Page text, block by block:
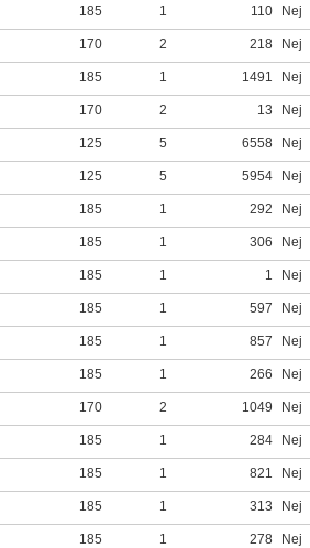
185 1 110
Nej
170 2 218
Nej
185 1 1491
Nej
170 2 13
Nej
125 5 6558
Nej
125 5 5954
Nej
185 1 292
Nej
185 1 306
Nej
185 1 1
Nej
185 1 597
Nej
185 1 857
Nej
185 1 266
Nej
170 2 1049
Nej
185 1 284
Nej
185 1 821
Nej
185 1 313
Nej
185 1 278
Nej